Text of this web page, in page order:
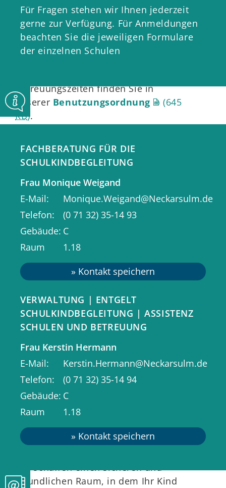
bieten wir zudem eine ruhige Lernzeit
in der die Kinder ihre Hausaufgaben
in einer entspannten Umgebung
erledigen können.
Betreuungszeiten finden Sie in
unserer Benutzungsordnung
(645
KB).
Details zum Thema Entgelt in der
Entgeltordnung
(1,2MB
Informationen zum
Aufnahmeverfahren erfahren Siehier.
Bei Interesse sprechen Sie gerne
die Teamleitungen vor Ort, in den
Einrichtungen an den Schulen, an.
Unsere Werte für
Ihre Kinder
Schulkindbegleitung in Neckarsulm
ein Ort, an dem sich Ihr Kind
wohlfühlt
Durch unsere Schulkindbegleitung soll
sich jedes Kind gesehen und gut
Wir schaffen einen sicheren und
freundlichen Raum, in dem Ihr Kind
FACHBERATUNG FÜR DIE
SCHULKINDBEGLEITUNG
Frau Monique Weigand
E-Mail
Monique.Weigand@Neckarsulm.de
Telefon
(0 71 32) 35-14 93
Gebäude C
Raum
1.18
VERWALTUNG | ENTGELT
SCHULKINDBEGLEITUNG | ASSISTENZ
SCHULEN UND BETREUUNG
Frau Kerstin Hermann
E-Mail
Kerstin.Hermann@Neckarsulm.de
Telefon
(0 71 32) 35-14 94
Gebäude C
Raum
1.18
Für Fragen stehen wir Ihnen jederzeit
gerne zur Verfügung. Für Anmeldungen
beachten Sie die jeweiligen Formulare
der einzelnen Schulen